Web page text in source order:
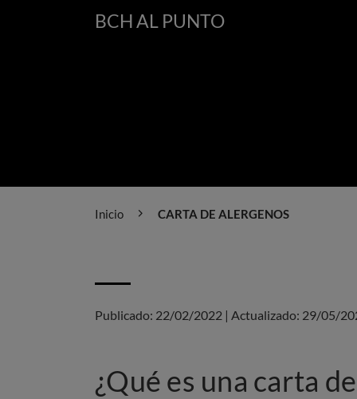
BCH AL PUNTO
Inicio CARTA DE ALERGENOS
Publicado: 22/02/2022 | Actualizado: 29/05/
¿Qué es una carta